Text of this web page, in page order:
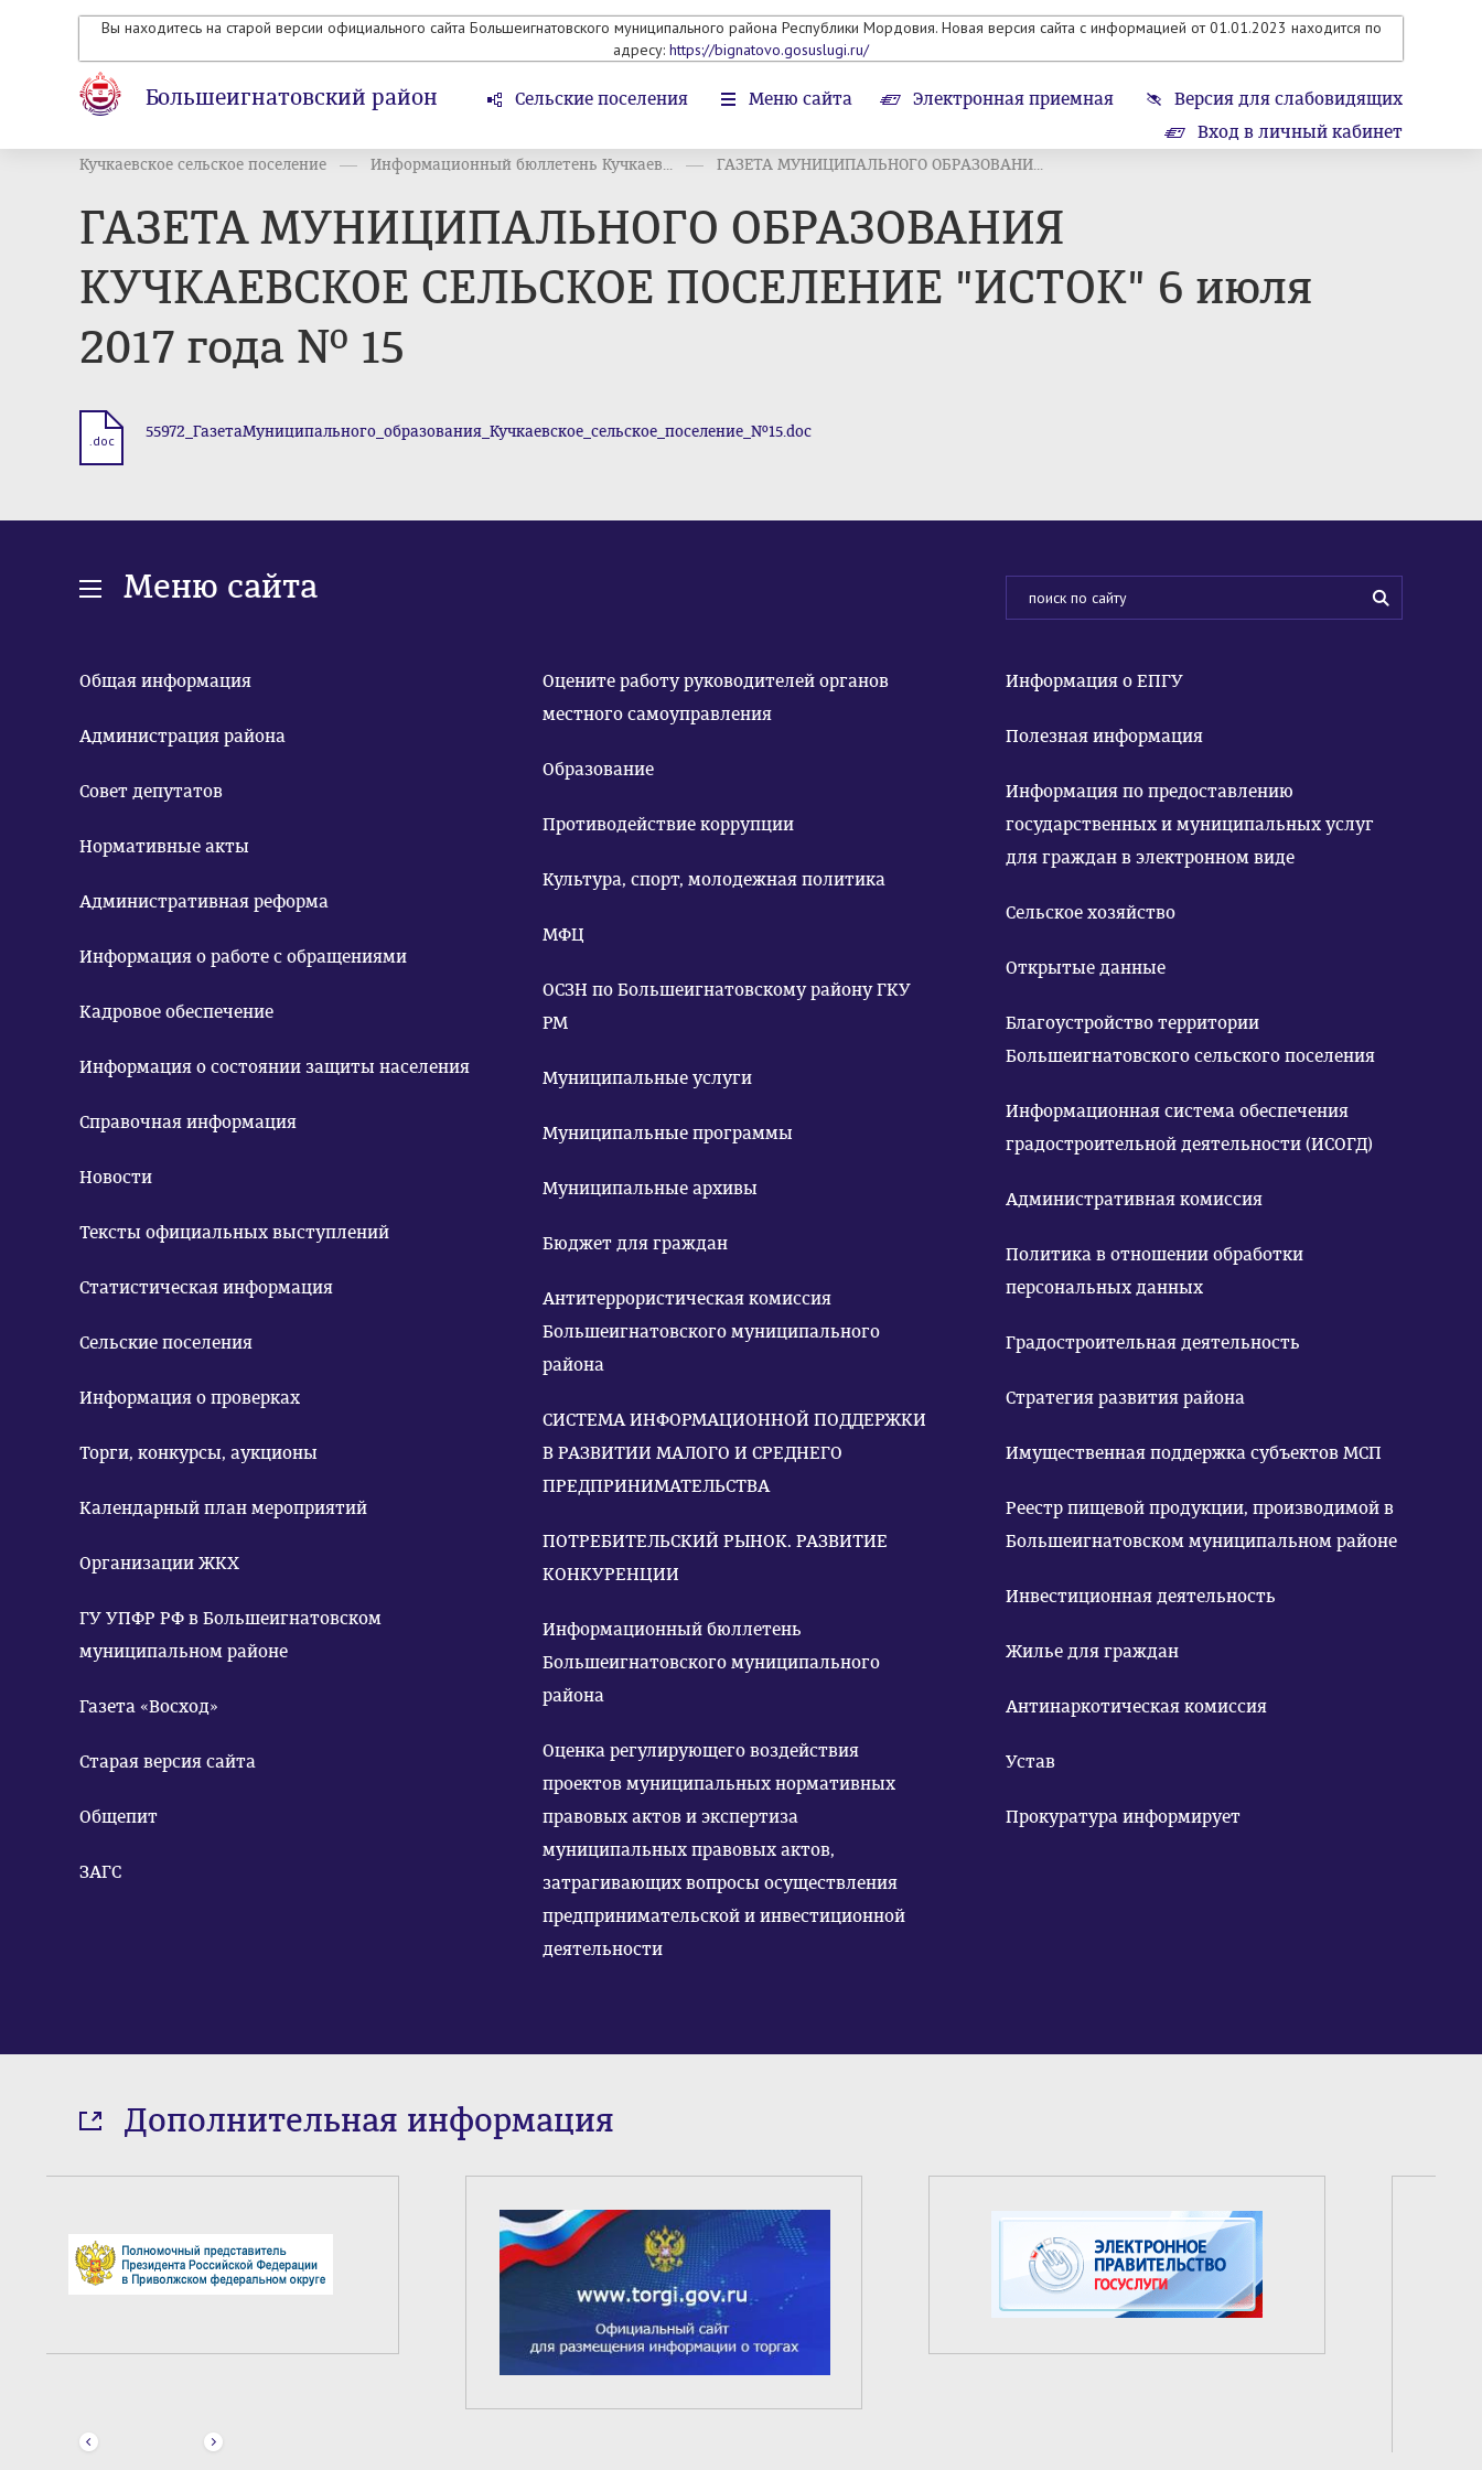
Вы находитесь на старой версии официального сайта Большеигнатовского муниципального района Республики Мордовия. Новая версия сайта с информацией от 01.01.2023 находится по
адресу: https://bignatovo.gosuslugi.ru/
Большеигнатовский район Сельские поселения Меню сайта Электронная приемная
Версия для слабовидящих
Вход в личный кабинет
Кучкаевское сельское поселение Информационный бюллетень Кучкаев... ГАЗЕТА МУНИЦИПАЛЬНОГО ОБРАЗОВАНИ...
ГАЗЕТА МУНИЦИПАЛЬНОГО ОБРАЗОВАНИЯ
КУЧКАЕВСКОЕ СЕЛЬСКОЕ ПОСЕЛЕНИЕ "ИСТОК" 6 июля
2017 года № 15
.doc 55972_ГазетаМуниципального_образования_Кучкаевское_сельское_поселение_№15.doc
Меню сайта
Общая информация
Администрация района
Совет депутатов
Нормативные акты
Административная реформа
Информация о работе с обращениями
Кадровое обеспечение
Информация о состоянии защиты населения
Справочная информация
Новости
Тексты официальных выступлений
Статистическая информация
Сельские поселения
Информация о проверках
Торги, конкурсы, аукционы
Календарный план мероприятий
Организации ЖКХ
ГУ УПФР РФ в Большеигнатовском
муниципальном районе
Газета «Восход»
Старая версия сайта
Общепит
ЗАГС
Оцените работу руководителей органов
местного самоуправления
Образование
Противодействие коррупции
Культура, спорт, молодежная политика
МФЦ
ОСЗН по Большеигнатовскому району ГКУ
РМ
Муниципальные услуги
Муниципальные программы
Муниципальные архивы
Бюджет для граждан
Антитеррористическая комиссия
Большеигнатовского муниципального
района
СИСТЕМА ИНФОРМАЦИОННОЙ ПОДДЕРЖКИ
В РАЗВИТИИ МАЛОГО И СРЕДНЕГО
ПРЕДПРИНИМАТЕЛЬСТВА
ПОТРЕБИТЕЛЬСКИЙ РЫНОК. РАЗВИТИЕ
КОНКУРЕНЦИИ
Информационный бюллетень
Большеигнатовского муниципального
района
Оценка регулирующего воздействия
проектов муниципальных нормативных
правовых актов и экспертиза
муниципальных правовых актов,
затрагивающих вопросы осуществления
предпринимательской и инвестиционной
деятельности
Информация о ЕПГУ
Полезная информация
Информация по предоставлению
государственных и муниципальных услуг
для граждан в электронном виде
Сельское хозяйство
Открытые данные
Благоустройство территории
Большеигнатовского сельского поселения
Информационная система обеспечения
градостроительной деятельности (ИСОГД)
Административная комиссия
Политика в отношении обработки
персональных данных
Градостроительная деятельность
Стратегия развития района
Имущественная поддержка субъектов МСП
Реестр пищевой продукции, производимой в
Большеигнатовском муниципальном районе
Инвестиционная деятельность
Жилье для граждан
Антинаркотическая комиссия
Устав
Прокуратура информирует
Дополнительная информация